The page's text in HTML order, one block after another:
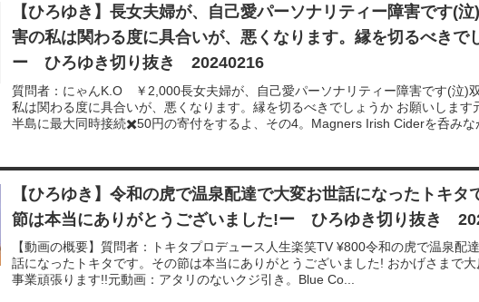
【ひろゆき】長女夫婦が、自己愛パーソナリティー障害です(
害の私は関わる度に具合いが、悪くなります。縁を切るべきで
ー ひろゆき切り抜き 20240216
質問者：にゃんK.O ￥2,000長女夫婦が、自己愛パーソナリティー障害です(泣)
私は関わる度に具合いが、悪くなります。縁を切るべきでしょうか お願いします
半島に最大同時接続✖️50円の寄付をするよ、その4。Magners Irish Ciderを呑みな
いて、一問一答形式にしてみました。過去にこんな質問してるかな？と気になっ
ば、下記のサイトから検索してみてください。https://hiroyuki-ziten.com/できる
問を今後も編集し、アップロードしていきますので、使いやすいと感じて頂けた
やチャンネル登録をよろしくお願いします。
【ひろゆき】令和の虎で温泉配達で大変お世話になったトキタ
節は本当にありがとうございました!ー ひろゆき切り抜き
【動画の概要】質問者：トキタプロデュース人生楽笑TV ¥800令和の虎で温泉配
話になったトキタです。その節は本当にありがとうございました! おかげさまで大
事業頑張ります!!元動画：アタリのないクジ引き。Blue Co...